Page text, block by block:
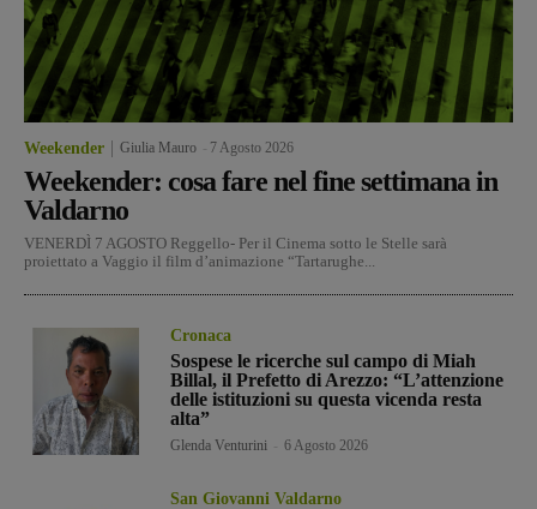
Weekender Giulia Mauro 7 Agosto 2026
Weekender: cosa fare nel fine settimana in
Valdarno
VENERDÌ 7 AGOSTO Reggello- Per il Cinema sotto le Stelle sarà
proiettato a Vaggio il film d’animazione “Tartarughe...
Cronaca
Sospese le ricerche sul campo di Miah
Billal, il Prefetto di Arezzo: “L’attenzione
delle istituzioni su questa vicenda resta
alta”
Glenda Venturini 6 Agosto 2026
San Giovanni Valdarno